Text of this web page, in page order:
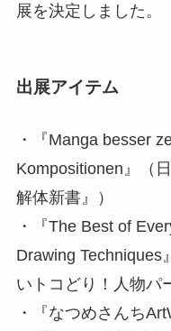
展を決定しました。
出展アイテム
・『Manga besser
Kompositionen』（
解体新書』）
・『The Best of
Drawing Techniques
いトコどり！人物パ
・『なつめさんち